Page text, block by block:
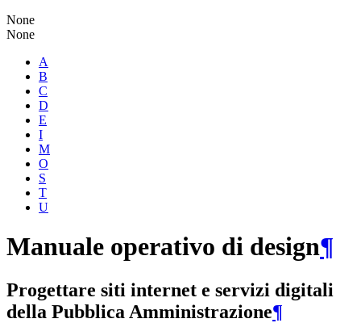
None
None
A
B
C
D
E
I
M
O
S
T
U
Manuale operativo di design¶
Progettare siti internet e servizi digitali
della Pubblica Amministrazione¶